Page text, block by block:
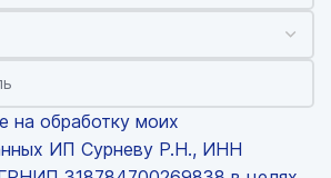
на обработку моих
ИП Сурневу Р.Н., ИНН